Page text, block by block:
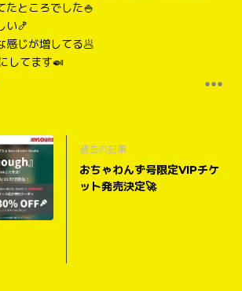
たところでした🍚
い🍤
感じが増してる🥟
してます🍛
過去の記事
おちゃわんず号限定VIPチケ
ット発売決定🚀